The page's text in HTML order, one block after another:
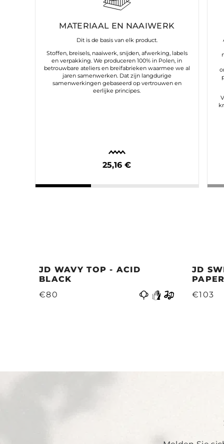
MATERIAAL EN NAAIWERK
Dit is de basis van elk product.
Stoffen, breisels, naaiwerk, snijden, afwerking, labels
en verpakking. We produceren 100% in Polen, in
betrouwbare ateliers en breifabrieken waarmee we al
jaren samenwerken. Dat zijn langdurige
samenwerkingen gebaseerd op vertrouwen en
eerlijke principes.
25,16 €
JD WAVY TOP - ACID
BLACK
€80
JD
€103